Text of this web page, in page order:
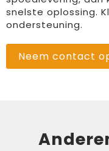
snelste oplossing.
ondersteuning.
Neem contact